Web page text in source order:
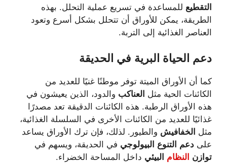
التقطيع للمساعدة في تسريع عملية التحلل. بهذه
الطريقة، يمكن للأوراق أن تتحلل بشكل أسرع وتعود
العناصر الغذائية إلى التربة.
دعم الحياة البرية في الحديقة
كما أن الأوراق الميتة توفر موطنًا غنيًا للعديد من
الكائنات الحية مثل العناكب والدود، الذين يعيشون في
هذه الأوراق الرطبة. هذه الكائنات الدقيقة تعد مصدرًا
غذائيًا للعديد من الكائنات الأخرى في السلسلة الغذائية،
مثل الخفافيش والطيور. لذلك، فإن ترك الأوراق يساعد
على دعم التنوع البيولوجي في الحديقة، ويسهم في
توازن النظام البيئي داخل المساحة الخضراء.